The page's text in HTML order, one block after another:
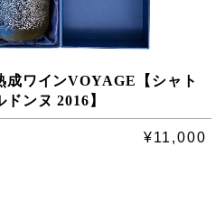
成ワインVOYAGE【シャト
ンヌ 2016】
¥11,000